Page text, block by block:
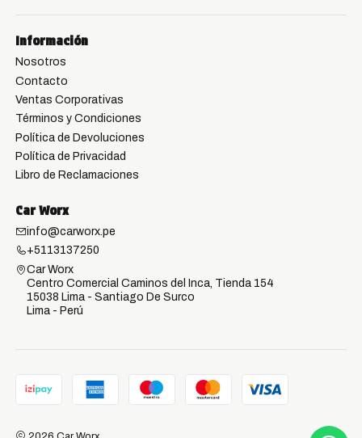
Información
Nosotros
Contacto
Ventas Corporativas
Términos y Condiciones
Política de Devoluciones
Política de Privacidad
Libro de Reclamaciones
Car Worx
info@carworx.pe
+5113137250
Car Worx
Centro Comercial Caminos del Inca, Tienda 154
15038 Lima - Santiago De Surco
Lima - Perú